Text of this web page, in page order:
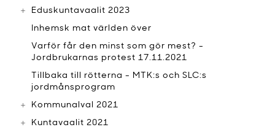
Eduskuntavaalit 2023
Inhemsk mat världen över
Varför får den minst som gör mest? -
Jordbrukarnas protest 17.11.2021
Tillbaka till rötterna - MTK:s och SLC:s
jordmånsprogram
Kommunalval 2021
Kuntavaalit 2021